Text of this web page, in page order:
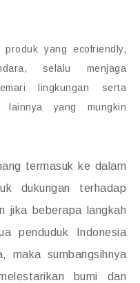
produk yang ecofriendly,
selalu menjaga
lingkungan serta
yang mungkin
termasuk ke dalam
dukungan terhadap
jika beberapa langkah
penduduk Indonesia
maka sumbangsihnya
bumi dan